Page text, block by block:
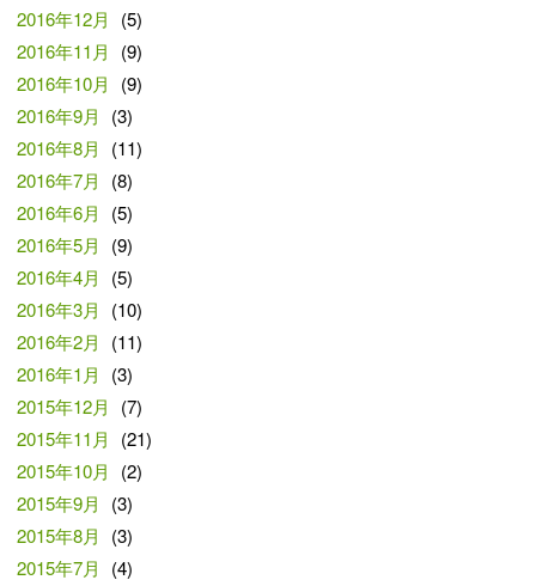
2016年12月
(5)
2016年11月
(9)
2016年10月
(9)
2016年9月
(3)
2016年8月
(11)
2016年7月
(8)
2016年6月
(5)
2016年5月
(9)
2016年4月
(5)
2016年3月
(10)
2016年2月
(11)
2016年1月
(3)
2015年12月
(7)
2015年11月
(21)
2015年10月
(2)
2015年9月
(3)
2015年8月
(3)
2015年7月
(4)